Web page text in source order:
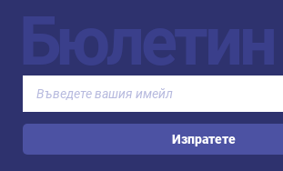
Бюлетин
Изпратете